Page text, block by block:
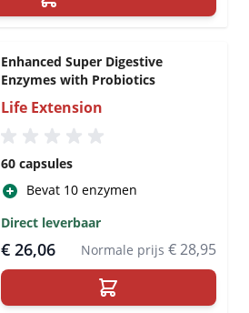
Enhanced Super Digestive
Enzymes with Probiotics
Life Extension
60 capsules
Bevat 10 enzymen
Direct leverbaar
€ 26,06 Normale prijs € 28,95